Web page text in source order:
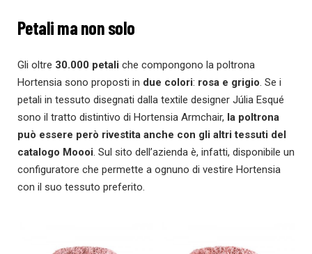
Petali ma non solo
Gli oltre 30.000 petali che compongono la poltrona
Hortensia sono proposti in due colori: rosa e grigio. Se i
petali in tessuto disegnati dalla textile designer Júlia Esqué
sono il tratto distintivo di Hortensia Armchair, la poltrona
può essere però rivestita anche con gli altri tessuti del
catalogo Moooi. Sul sito dell’azienda è, infatti, disponibile un
configuratore che permette a ognuno di vestire Hortensia
con il suo tessuto preferito.